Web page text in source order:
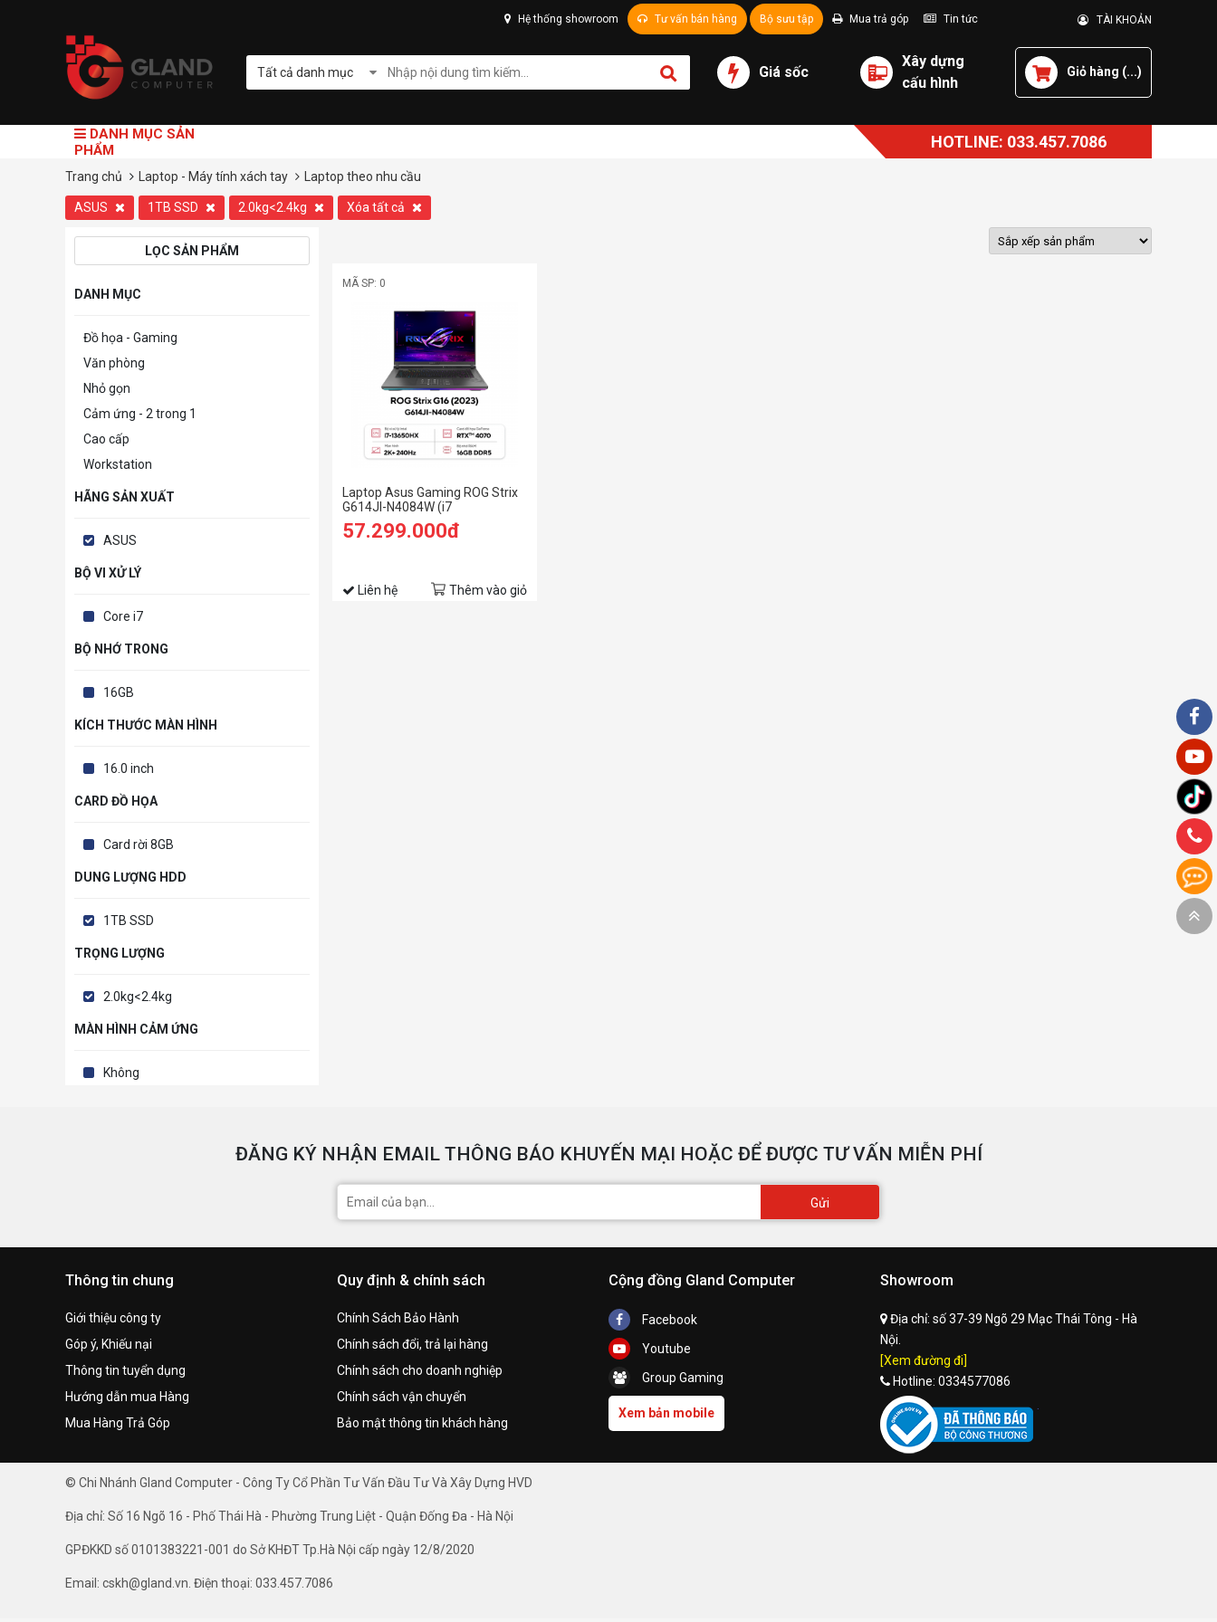
Hệ thống showroom Tư vấn bán hàng Bộ sưu tập Mua trả góp Tin tức TÀI KHOẢN
Tất cả danh mục Giá sốc
Xây dựng
cấu hình
Giỏ hàng (...)
DANH MỤC SẢN
PHẨM
HOTLINE: 033.457.7086
Trang chủ Laptop - Máy tính xách tay Laptop theo nhu cầu
ASUS 1TB SSD 2.0kg<2.4kg Xóa tất cả
LỌC SẢN PHẨM
DANH MỤC
Đồ họa - Gaming
Văn phòng
Nhỏ gọn
Cảm ứng - 2 trong 1
Cao cấp
Workstation
HÃNG SẢN XUẤT
ASUS
BỘ VI XỬ LÝ
Core i7
BỘ NHỚ TRONG
16GB
KÍCH THƯỚC MÀN HÌNH
16.0 inch
CARD ĐỒ HỌA
Card rời 8GB
DUNG LƯỢNG HDD
1TB SSD
TRỌNG LƯỢNG
2.0kg<2.4kg
MÀN HÌNH CẢM ỨNG
Không
MÃ SP: 0
Laptop Asus Gaming ROG Strix
G614JI-N4084W (i7
13650HX/16GB RAM/1TB
SSD/16 QHD 240hz/RTX 4070
57.299.000đ
Liên hệ Thêm vào giỏ
ĐĂNG KÝ NHẬN EMAIL THÔNG BÁO KHUYẾN MẠI HOẶC ĐỂ ĐƯỢC TƯ VẤN MIỄN PHÍ
Gửi
Thông tin chung
Giới thiệu công ty
Góp ý, Khiếu nại
Thông tin tuyển dụng
Hướng dẫn mua Hàng
Mua Hàng Trả Góp
Quy định & chính sách
Chính Sách Bảo Hành
Chính sách đổi, trả lại hàng
Chính sách cho doanh nghiệp
Chính sách vận chuyển
Bảo mật thông tin khách hàng
Cộng đồng Gland Computer
Facebook
Youtube
Group Gaming
Xem bản mobile
Showroom
Địa chỉ: số 37-39 Ngõ 29 Mạc Thái Tông - Hà
Nội.
[Xem đường đi]
Hotline: 0334577086
© Chi Nhánh Gland Computer - Công Ty Cổ Phần Tư Vấn Đầu Tư Và Xây Dựng HVD
Địa chỉ: Số 16 Ngõ 16 - Phố Thái Hà - Phường Trung Liệt - Quận Đống Đa - Hà Nội
GPĐKKD số 0101383221-001 do Sở KHĐT Tp.Hà Nội cấp ngày 12/8/2020
Email: cskh@gland.vn. Điện thoại: 033.457.7086